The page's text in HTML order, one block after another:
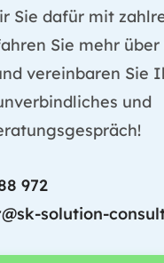
Sie dafür mit
Sie mehr über
vereinbaren Sie
und
972
solution-